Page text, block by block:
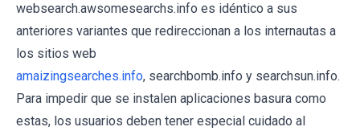
websearch.awsomesearchs.info es idéntico a sus
anteriores variantes que redireccionan a los internautas a
los sitios web
amaizingsearches.info, searchbomb.info y searchsun.info.
Para impedir que se instalen aplicaciones basura como
estas, los usuarios deben tener especial cuidado al